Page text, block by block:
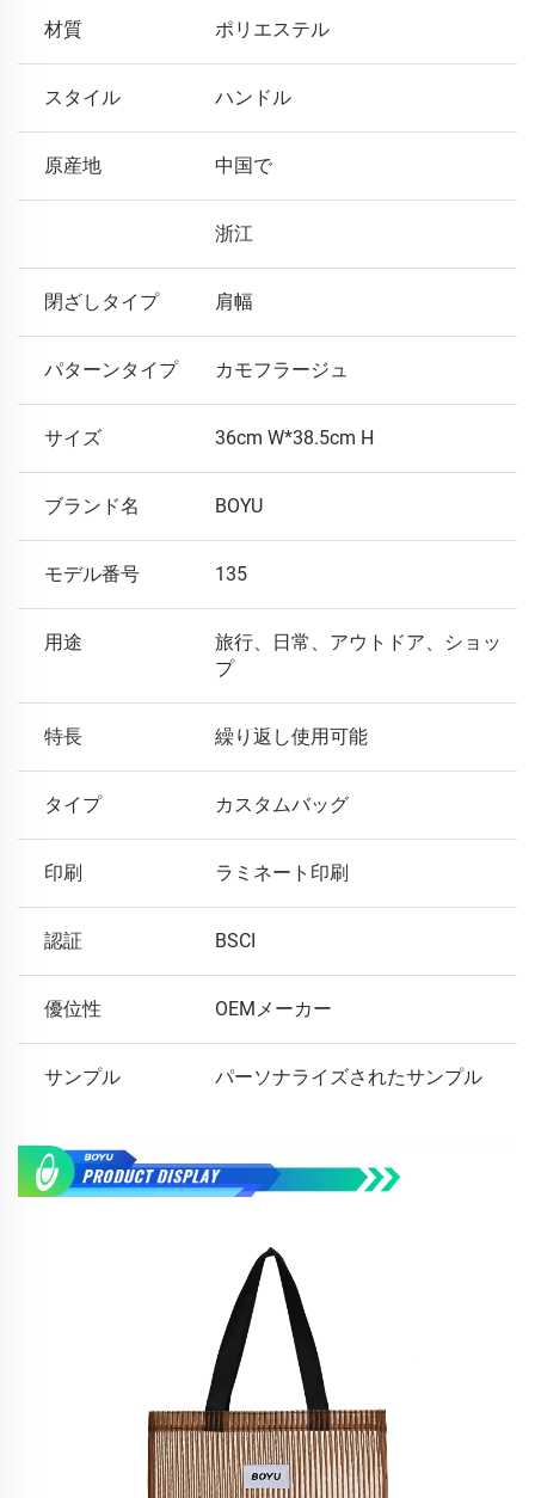
材質 ポリエステル
スタイル ハンドル
原産地 中国で
浙江
閉ざしタイプ 肩幅
パターンタイプ カモフラージュ
サイズ 36cm W*38.5cm H
ブランド名 BOYU
モデル番号 135
用途
旅行、日常、アウトドア、ショッ
プ
特長 繰り返し使用可能
タイプ カスタムバッグ
印刷 ラミネート印刷
認証 BSCI
優位性 OEMメーカー
サンプル パーソナライズされたサンプル